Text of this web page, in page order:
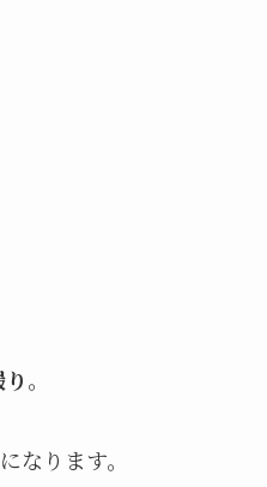
。
なります。